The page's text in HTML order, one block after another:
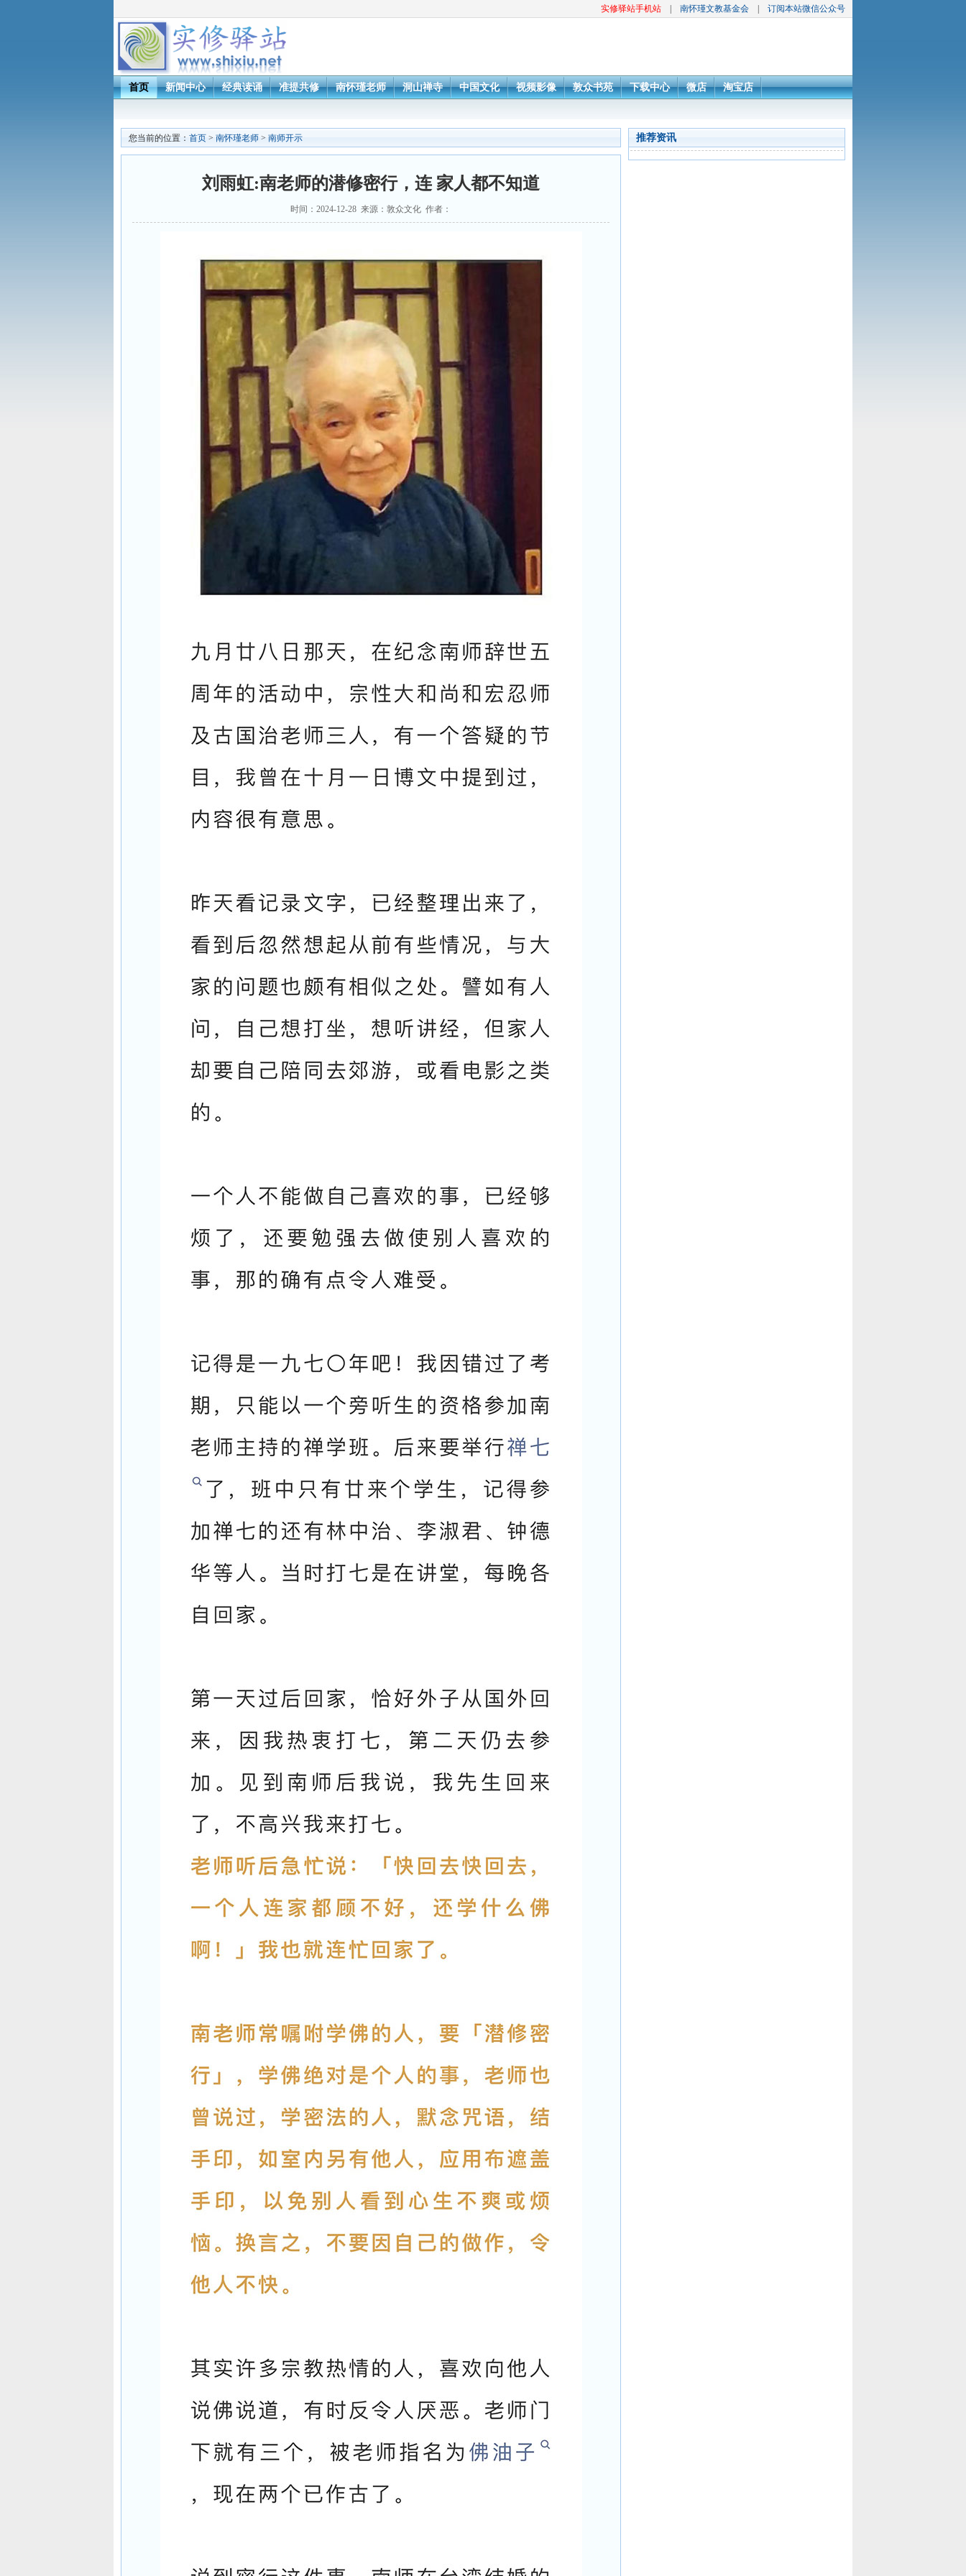
实修驿站手机站 南怀瑾文教基金会 订阅本站微信公众号
首页 新闻中心 经典读诵 准提共修 南怀瑾老师 洞山禅寺 中国文化 视频影像 敦众书苑 下载中心 微店 淘宝店
您当前的位置： 首页 > 南怀瑾老师 > 南师开示
刘雨虹:南老师的潜修密行，连 家人都不知道
时间：2024-12-28 来源：敦众文化 作者：
推荐资讯